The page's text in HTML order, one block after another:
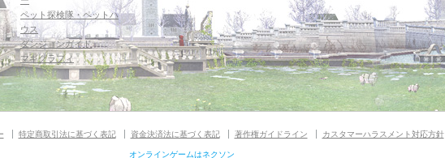
ペット探検隊・ペットハ
ウス
ダンジョンガイド
マギグラフィ
特定商取引法に基づく表記 資金決済法に基づく表記 著作権ガイドライン カスタマーハラスメント対応方針
オンラインゲームはネクソン